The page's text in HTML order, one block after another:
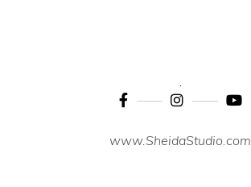
www.SheidaStudio.com